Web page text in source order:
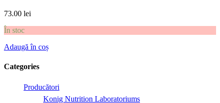
73.00 lei
În stoc
Adaugă în coș
Categories
Producători
Konig Nutrition Laboratoriums